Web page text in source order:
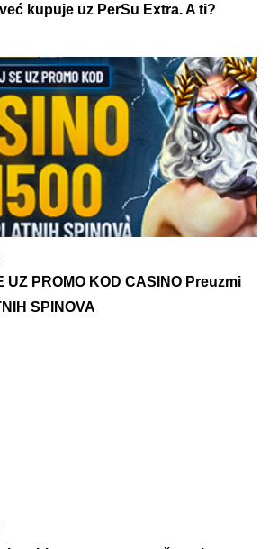
kupuje uz PerSu Extra. A ti?
UZ PROMO KOD CASINO Preuzmi
SPINOVA